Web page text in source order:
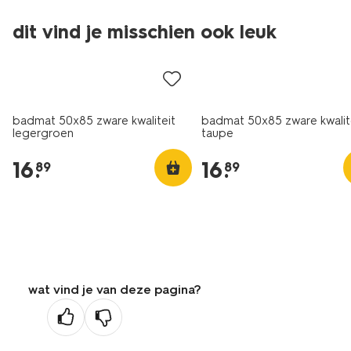
dit vind je misschien ook leuk
badmat 50x85 zware kwaliteit
legergroen
16.
89
badmat 50x85 zware
taupe
16.
89
wat vind je van deze pagina?